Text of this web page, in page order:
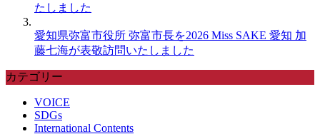
たしました
愛知県弥富市役所 弥富市長を2026 Miss SAKE 愛知 加
藤七海が表敬訪問いたしました
カテゴリー
VOICE
SDGs
International Contents